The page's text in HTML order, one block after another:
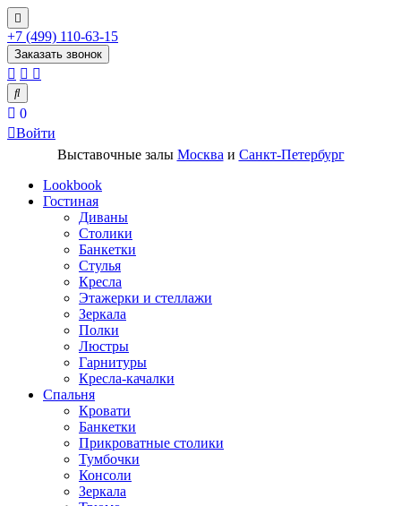
+7 (499) 110-63-15
Заказать звонок
0
Войти
Выставочные залы Москва и Санкт-Петербург
Lookbook
Гостиная
Диваны
Столики
Банкетки
Стулья
Кресла
Этажерки и стеллажи
Зеркала
Полки
Люстры
Гарнитуры
Кресла-качалки
Спальня
Кровати
Банкетки
Прикроватные столики
Тумбочки
Консоли
Зеркала